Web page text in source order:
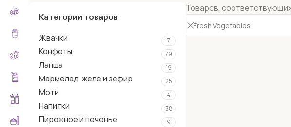
Категории товаров
Жвачки
7
Конфеты 79
Лапша 19
Мармелад-желе и зефир 25
Моти 4
Напитки 38
Пирожное и печенье 9
Товаров,